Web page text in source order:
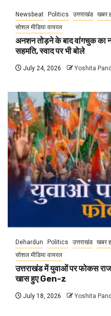
Newsbeat Politics उत्तराखंड खबर
सोशल मीडिया वायरल
अनशन तोड़ने के बाद वांगचुक का
सहमति, स्वाद पर भी बोले
July 24, 2026 Yoshita
Dehardun Politics उत्तराखंड खबर
सोशल मीडिया वायरल
उत्तराखंड में युवाओं पर फोकस
खास हुए Gen-z
July 18, 2026 Yoshita